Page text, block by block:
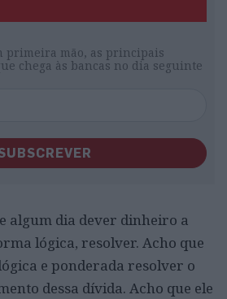
primeira mão, as principais
chega às bancas no dia seguinte
algum dia dever dinheiro a
lógica, resolver. Acho que
e ponderada resolver o
dessa dívida. Acho que ele